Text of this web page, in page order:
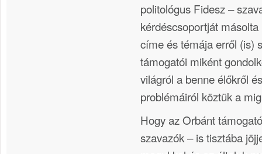
politológus Fidesz –
kérdéscsoportját
címe és témája erről (is)
támogatói miként
világról a benne élőkről
problémáiról köztük a
Hogy az Orbánt
szavazók – is tisztába